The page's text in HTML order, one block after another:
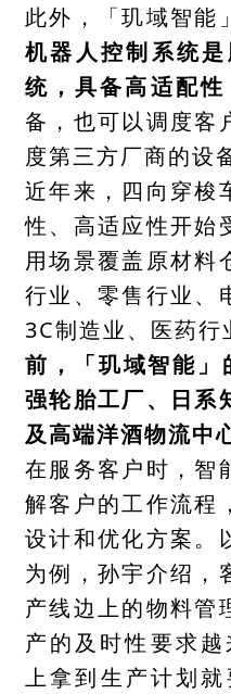
此外，「玑域智能
机器人控制系统
统，具备高适配性
备，也可以调度客
度第三方厂商的设备
近年来，四向穿梭
性、高适应性开始
用场景覆盖原材料
行业、零售行业、
3C制造业、医药行
前，「玑域智能
强轮胎工厂、日系
及高端洋酒物流中
在服务客户时，智
解客户的工作流程
设计和优化方案。
为例，孙宇介绍，
产线边上的物料管
产的及时性要求
上拿到生产计划